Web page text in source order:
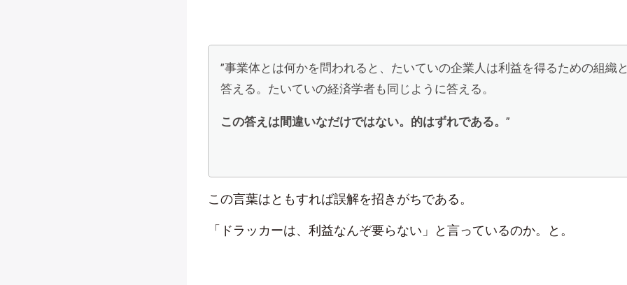
”事業体とは何かを問われると、たいていの企業人は利益を得るための組織
答える。たいていの経済学者も同じように答える。
この答えは間違いなだけではない。的はずれである。 ”
この言葉はともすれば誤解を招きがちである。
「ドラッカーは、利益なんぞ要らない」と言っているのか。と。